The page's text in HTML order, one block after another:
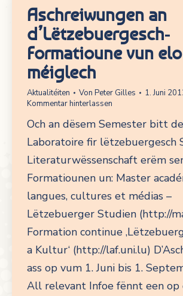
Aschreiwungen an
d’Lëtzebuergesch-
Formatioune vun
méiglech
Aktualitéiten Von Peter Gilles
1. Juni
Kommentar hinterlassen
Och an dësem Semester bitt de
Laboratoire fir lëtzebuergesch
Literaturwëssenschaft erëm
Formatiounen un: Master
langues, cultures et médias –
Lëtzebuerger Studien (http://
Formation continue
a Kultur‘ (http://laf.uni.lu)
ass op vum 1. Juni bis 1.
All relevant Infoe fënnt een op